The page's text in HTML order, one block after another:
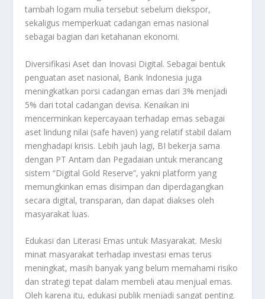
tambah logam mulia tersebut sebelum diekspor,
sekaligus memperkuat cadangan emas nasional
sebagai bagian dari ketahanan ekonomi.
Diversifikasi Aset dan Inovasi Digital. Sebagai bentuk
penguatan aset nasional, Bank Indonesia juga
meningkatkan porsi cadangan emas dari 3% menjadi
5% dari total cadangan devisa. Kenaikan ini
mencerminkan kepercayaan terhadap emas sebagai
aset lindung nilai (safe haven) yang relatif stabil dalam
menghadapi krisis. Lebih jauh lagi, BI bekerja sama
dengan PT Antam dan Pegadaian untuk merancang
sistem “Digital Gold Reserve”, yakni platform yang
memungkinkan emas disimpan dan diperdagangkan
secara digital, transparan, dan dapat diakses oleh
masyarakat luas.
Edukasi dan Literasi Emas untuk Masyarakat. Meski
minat masyarakat terhadap investasi emas terus
meningkat, masih banyak yang belum memahami risiko
dan strategi tepat dalam membeli atau menjual emas.
Oleh karena itu, edukasi publik menjadi sangat penting.